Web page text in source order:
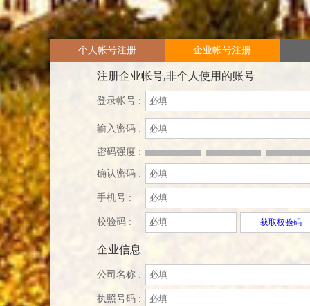
个人帐号注册 企业帐号注册
注册企业帐号,非个人使用的账号
登录帐号 :
输入密码 :
密码强度 :
确认密码 :
手机号 :
校验码 : 获取校验码
企业信息
公司名称 :
执照号码 :